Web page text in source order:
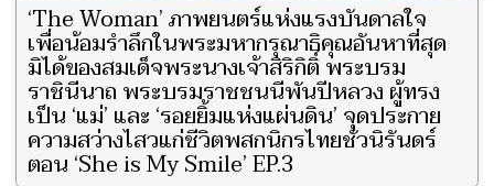
‘The Woman’ ภาพยนตร์แห่งแรงบันดาลใจ
เพื่อน้อมรำลึกในพระมหากรุณาธิคุณอันหาที่สุด
มิได้ของสมเด็จพระนางเจ้าสิริกิติ์ พระบรม
ราชินีนาถ พระบรมราชชนนีพันปีหลวง ผู้ทรง
เป็น ‘แม่’ และ ‘รอยยิ้มแห่งแผ่นดิน’ จุดประกาย
ความสว่างไสวแก่ชีวิตพสกนิกรไทยชั่วนิรันดร์
ตอน ‘She is My Smile’ EP.3